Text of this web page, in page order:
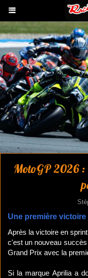
MotoGP 2026 :
Une première
Après la victoire en
c'est un nouveau
Grand Prix avec la
Si la marque Aprilia a